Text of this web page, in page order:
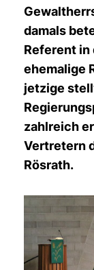
damals
Referent in
ehemalige
jetzige
zahlreich
Vertretern
Rösrath.